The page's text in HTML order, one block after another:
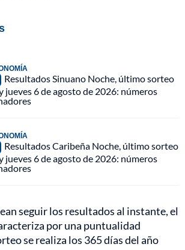
Resultados Sinuano Noche, último sorteo
jueves 6 de agosto de 2026: números
Resultados Caribeña Noche, último sorteo
jueves 6 de agosto de 2026: números
seguir los resultados al instante, el
por una puntualidad
se realiza los 365 días del año